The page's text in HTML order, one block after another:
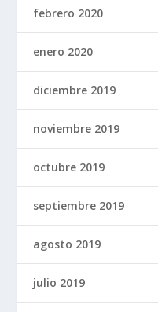
febrero 2020
enero 2020
diciembre 2019
noviembre 2019
octubre 2019
septiembre 2019
agosto 2019
julio 2019